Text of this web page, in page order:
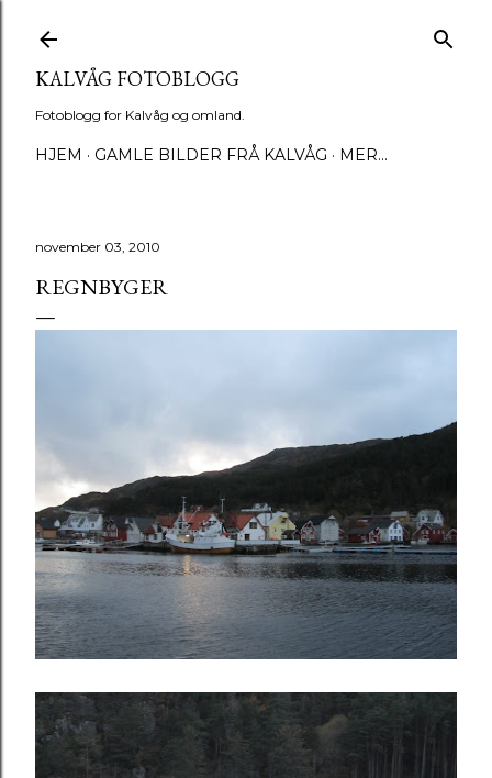
KALVÅG FOTOBLOGG
Fotoblogg for Kalvåg og omland.
HJEM GAMLE BILDER FRÅ KALVÅG MER…
november 03, 2010
REGNBYGER